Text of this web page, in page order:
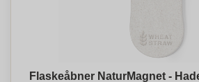
Flaskeåbner NaturMagnet -